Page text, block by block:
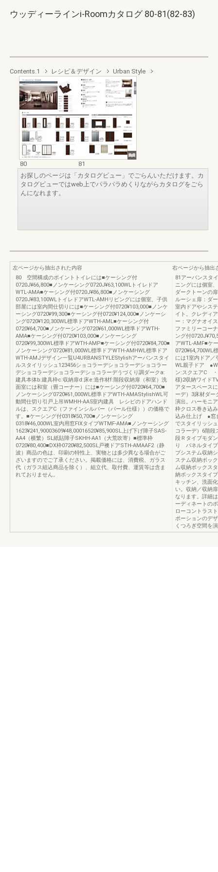
ウッディーラインi-Roomカタログ 80-81(82-83)
Contents.1 レシピ＆デザイン Urban Style
80
81
お探しのページは「カタログビュー」でごらんいただけます。カ
タログビューではweb上でパラパラめくりながらカタログをごら
んになれます。
左ページから抽出された内容
80 空間構成のポイントトイレには■ケーシング付
0720J¥66,800■ノンケーシング0720J¥63,100WLトイレドア
WTL-AMA■ケーシング付0720J¥86,800■ノンケーシング
0720J¥83,100WLトイレドアWTL-AMHリビングには個室、子供
部屋には室内間仕切りには■ケーシング付0720¥103,000■ノンケ
ーシング0720¥99,300■ケーシング付0720¥124,000■ノンケーシ
ング0720¥120,300WL標準ドアWTH-AML■ケーシング付
0720¥64,700■ノンケーシング0720¥61,000WL標準ドアWTH-
AMA■ケーシング付0720¥103,000■ノンケーシング
0720¥99,300WL標準ドアWTH-AMP■ケーシング付0720¥84,700■
ノンケーシング0720¥81,000WL標準ドアWTH-AMHWL標準ドア
WTH-AMJデザイン一覧U4URBANSTYLEStylishアーバンスタイ
ルスタイリッシュ123456ショコラーデショコラーデショコラー
デショコラーデショコラーデショコラーデうづくり調ダークa:
建具本体b:建具枠c:収納扉d:床e:造作材f:階段収納扉（和室）洗
面室には和室（畳コーナー）には■ケーシング付0720¥64,700■
ノンケーシング0720¥61,000WL標準ドアWTH-AMAStylishWL可
動間仕切り引戸上吊WMHH-AA5室内建具 レシピのドアハンド
ルは、スクエアC（ファインシルバー（パール仕様））の価格で
す。■ケーシング付0318¥50,700■ノンケーシング
0318¥46,000WL室内用窓FIXタイプWTMF-AMA■ノンケーシング
1623¥241,90003609¥48,00016520¥85,900SL上げ下げ障子SAS-
AA4（横繁）SL紙貼障子SKHH-AA1（大荒吹寄）■標準枠
0720¥80,400■DX枠0720¥82,500SL戸襖ドアSTH-AMAAF2（静
波）商品の色は、印刷の特性上、実物とは多少異なる場合がご
ざいますのでご了承ください。掲載価格には、消費税、ガラス
代（ガラス組込商品を除く）、組立代、取付費、運賃等は含ま
れておりません。
右ページから抽出
81アーバンスタ
ニングには個室
ダークトーンの
ルーシェ扉：ダ
室内ドアやシス
イト。クレディ
ー：マグナオイ
ファミリーコー
ング付
アWTL-AMF■ケ
0720¥64,700WL
には1室内ドア／
WL親子ドア
ン:スクエアC ・
様)2収納ワイド
アタースペース
ーデ）3床材ダー
演出。ハーモニ
枠クロス巻き込
込み仕上げ ●窓
でスタイリッシ
コラーデ）6階段
段Ｒタイプモダ
り パネルタイプ
プシステム収納
ステム収納ボッ
ム収納ボックス
納ボックスタイ
キッチン、洗面
い。収納／収納
なります。詳細
ーディネートの
ローコントラス
ポーションのデ
くつろぎ空間を